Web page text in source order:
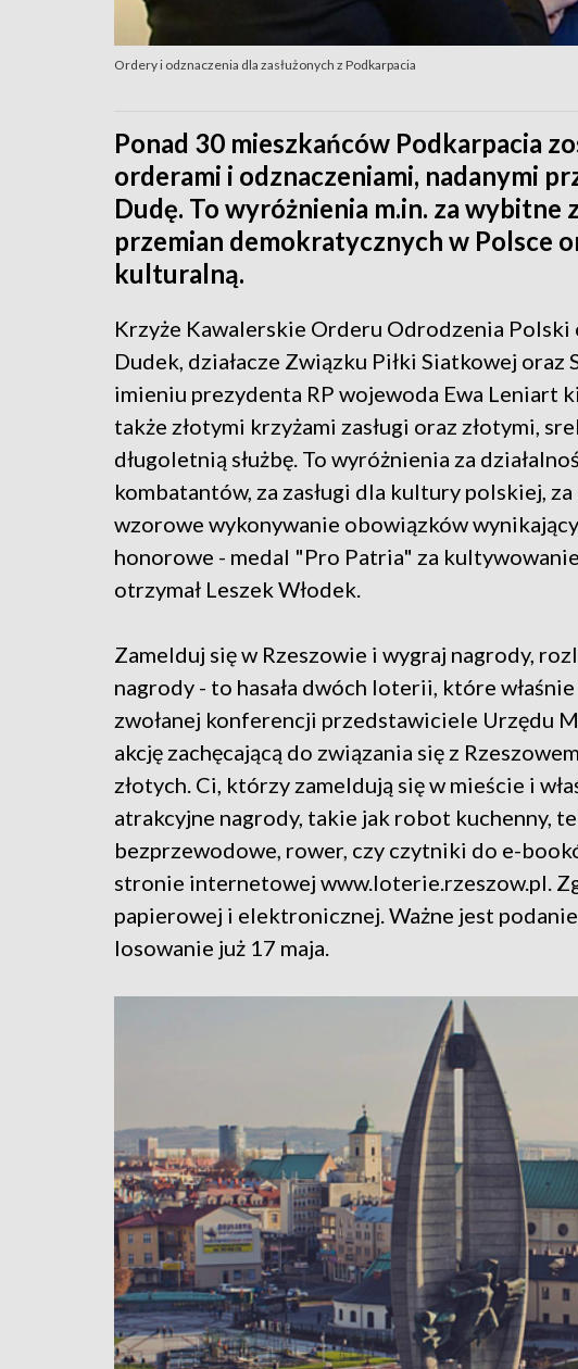
Ordery i odznaczenia dla zasłużonych z Podkarpacia
Ponad 30 mieszkańców Podkarpacia
orderami i odznaczeniami, nadanymi
Dudę. To wyróżnienia m.in. za wybitne
przemian demokratycznych w Polsce
kulturalną.
Krzyże Kawalerskie Orderu Odrodzenia
Dudek, działacze Związku Piłki Siatkowej oraz
imieniu prezydenta RP wojewoda Ewa Leniart
także złotymi krzyżami zasługi oraz złotymi,
długoletnią służbę. To wyróżnienia za
kombatantów, za zasługi dla kultury polskiej,
wzorowe wykonywanie obowiązków
honorowe - medal "Pro Patria" za
otrzymał Leszek Włodek.
Zamelduj się w Rzeszowie i wygraj nagrody,
nagrody - to hasała dwóch loterii, które
zwołanej konferencji przedstawiciele Urzędu
akcję zachęcającą do związania się z
złotych. Ci, którzy zameldują się w mieście i
atrakcyjne nagrody, takie jak robot kuchenny,
bezprzewodowe, rower, czy czytniki do e-
stronie internetowej www.loterie.rzeszow.pl.
papierowej i elektronicznej. Ważne jest
losowanie już 17 maja.